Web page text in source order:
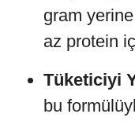
gram
az protein
Tüketiciyi
bu